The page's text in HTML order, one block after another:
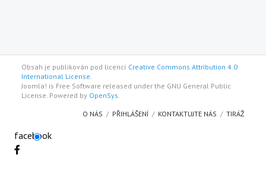
Obsah je publikován pod licencí Creative Commons Attribution 4.0
International License.
Joomla! is Free Software released under the GNU General Public
License. Powered by OpenSys
O NÁS PŘIHLÁŠENÍ KONTAKTUJTE NÁS TIRÁŽ
facebook